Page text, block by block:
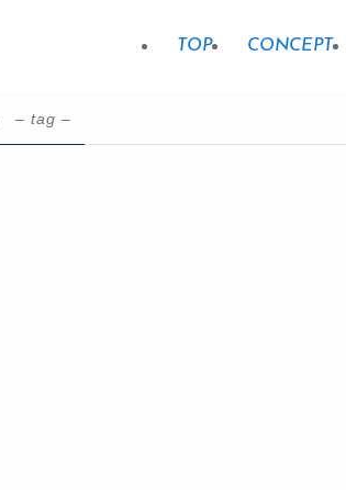
TOP CONCEPT
– tag –